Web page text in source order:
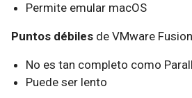
Permite emular macOS
Puntos débiles de VMware
No es tan completo como
Puede ser lento